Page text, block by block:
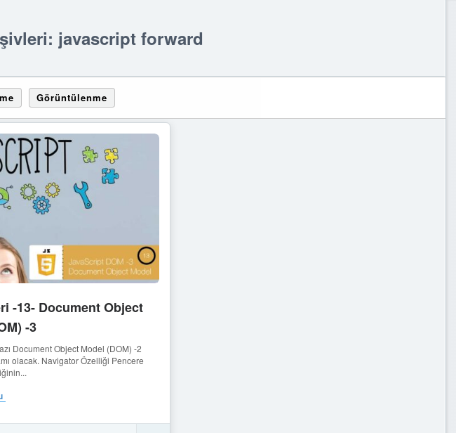
javascript forward
Görüntülenme
-13- Document Object
-3
Document Object Model (DOM) -2
olacak. Navigator Özelliği Pencere